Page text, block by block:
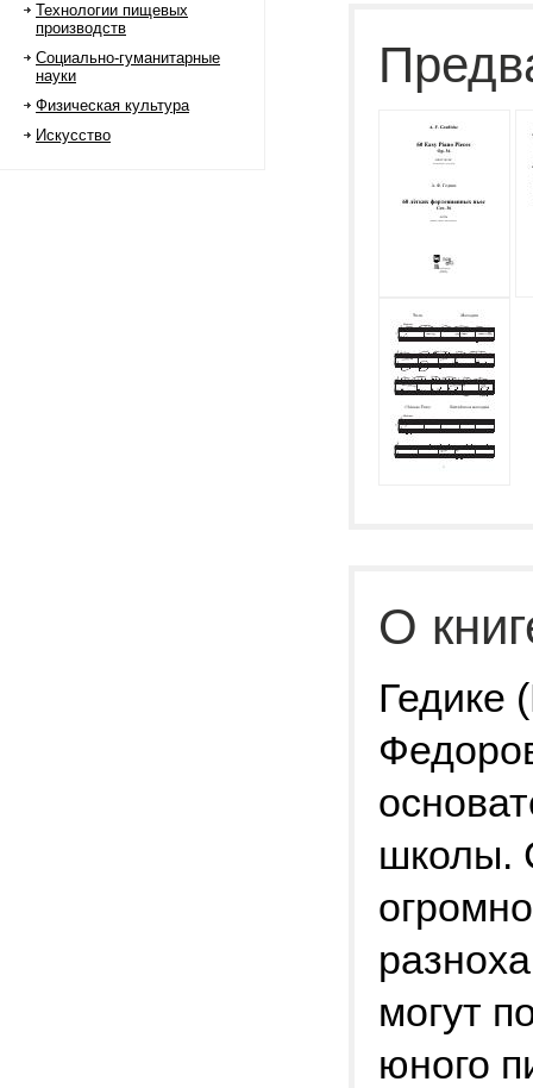
Технологии пищевых
производств
Социально-гуманитарные
науки
Физическая культура
Искусство
О
Гедике
школы.
могут
юного